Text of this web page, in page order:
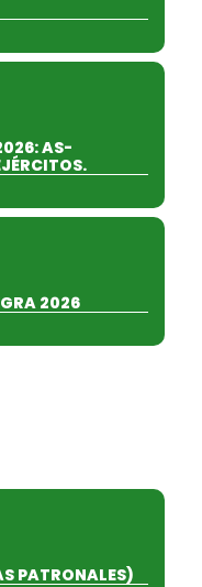
AS-
2026
PATRONALES)